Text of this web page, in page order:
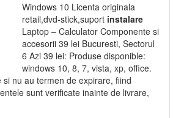
Windows 10 Licenta originala
retail,dvd-stick,suport instalare
Laptop – Calculator Componente si
accesorii 39 lei Bucuresti, Sectorul
6 Azi 39 lei: Produse disponible:
windows 10, 8, 7, vista, xp, office.
nu au termen de expirare, fiind
sunt verificate inainte de livrare,